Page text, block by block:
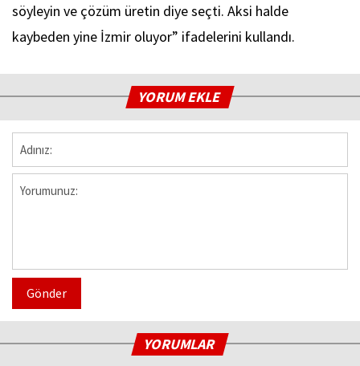
söyleyin ve çözüm üretin diye seçti. Aksi halde
kaybeden yine İzmir oluyor” ifadelerini kullandı.
YORUM EKLE
Gönder
YORUMLAR